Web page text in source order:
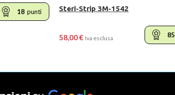
18 punti Steri-Strip 3M-1542
58,00€ Iva esclusa 85